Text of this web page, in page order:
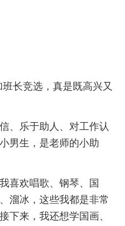
长竞选，真是既高兴又
、乐于助人、对工作认
男生，是老师的小助
喜欢唱歌、钢琴、国
溜冰，这些我都是非常
下来，我还想学国画、